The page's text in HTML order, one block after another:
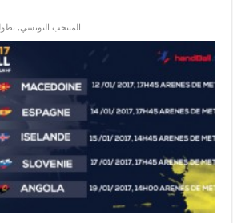
المنتخب التونسي,